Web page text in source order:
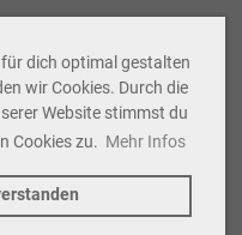
für dich optimal gestalten
wir Cookies. Durch die
Website stimmst du
Cookies zu. Mehr Infos